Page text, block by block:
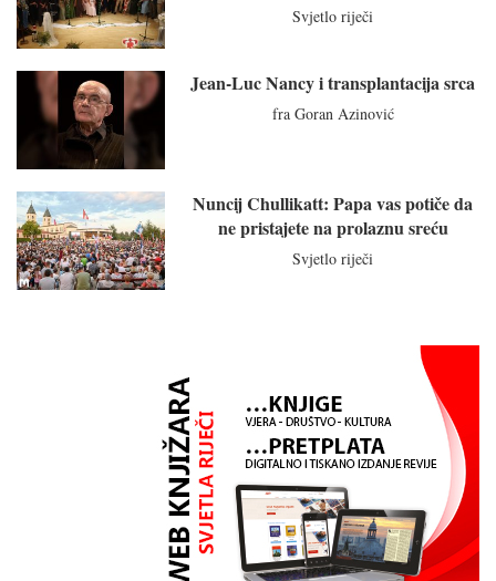
Svjetlo riječi
Jean-Luc Nancy i transplantacija srca
fra Goran Azinović
Nuncij Chullikatt: Papa vas potiče da
ne pristajete na prolaznu sreću
Svjetlo riječi